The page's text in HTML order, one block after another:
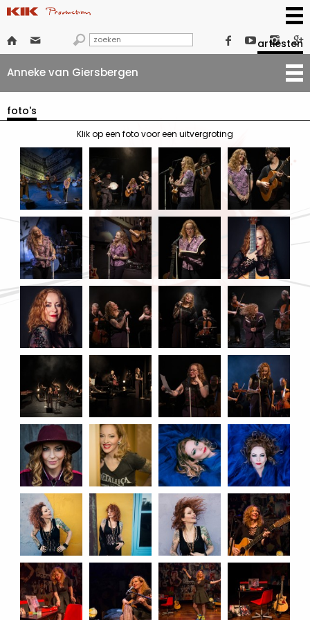
      
artiesten
Anneke van Giersbergen
foto's
Klik op een foto voor een uitvergroting